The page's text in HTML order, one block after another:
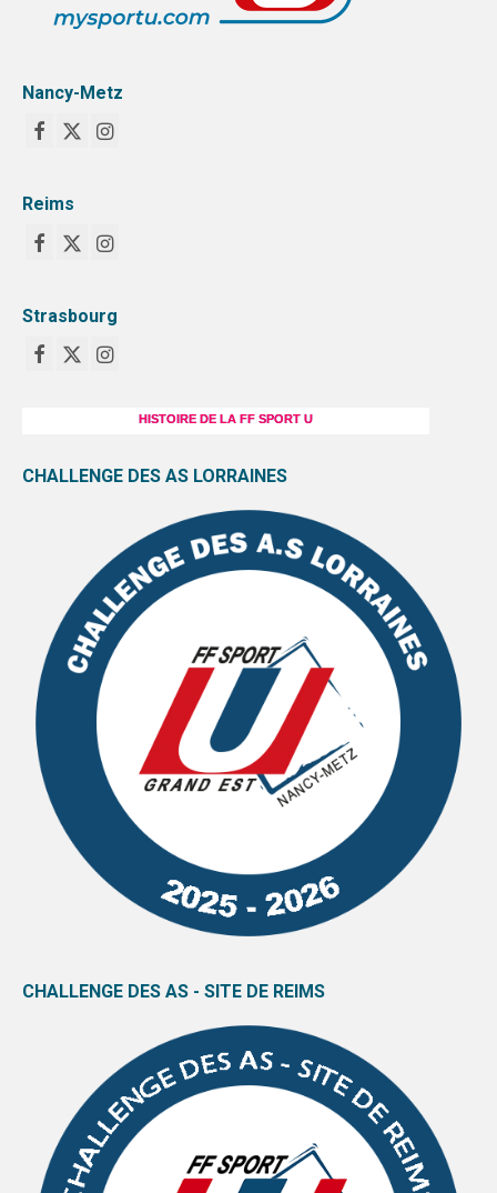
VIDÉOTHÈQUE
AFFICHES
Nancy-Metz
Reims
Strasbourg
HISTOIRE DE LA FF SPORT U
CHALLENGE DES AS LORRAINES
CHALLENGE DES AS - SITE DE REIMS